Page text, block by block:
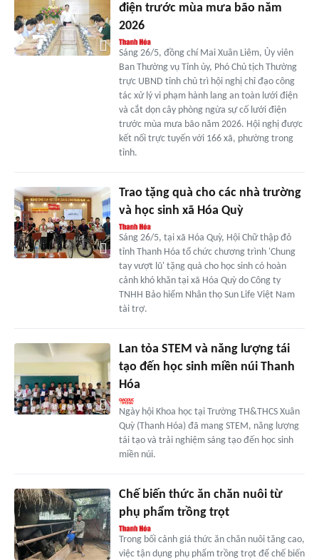
điện trước mùa mưa bão năm
2026
Sáng 26/5, đồng chí Mai Xuân Liêm, Ủy viên
Ban Thường vụ Tỉnh ủy, Phó Chủ tịch Thường
trực UBND tỉnh chủ trì hội nghị chỉ đạo công
tác xử lý vi phạm hành lang an toàn lưới điện
và cắt dọn cây phòng ngừa sự cố lưới điện
trước mùa mưa bão năm 2026. Hội nghị được
kết nối trực tuyến với 166 xã, phường trong
tỉnh.
Trao tặng quà cho các nhà trường
và học sinh xã Hóa Quỳ
Sáng 26/5, tại xã Hóa Quỳ, Hội Chữ thập đỏ
tỉnh Thanh Hóa tổ chức chương trình 'Chung
tay vượt lũ' tặng quà cho học sinh có hoàn
cảnh khó khăn tại xã Hóa Quỳ do Công ty
TNHH Bảo hiểm Nhân thọ Sun Life Việt Nam
tài trợ.
Lan tỏa STEM và năng lượng tái
tạo đến học sinh miền núi Thanh
Hóa
Ngày hội Khoa học tại Trường TH&THCS Xuân
Quỳ (Thanh Hóa) đã mang STEM, năng lượng
tái tạo và trải nghiệm sáng tạo đến học sinh
miền núi.
Chế biến thức ăn chăn nuôi từ
phụ phẩm trồng trọt
Trong bối cảnh giá thức ăn chăn nuôi tăng cao,
việc tận dụng phụ phẩm trồng trọt để chế biến